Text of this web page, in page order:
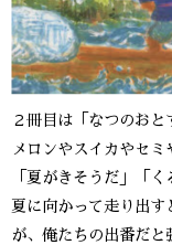
２冊目は「なつのお
メロンやスイカやセ
「夏がきそうだ」「
夏に向かって走り出す
が、俺たちの出番だ